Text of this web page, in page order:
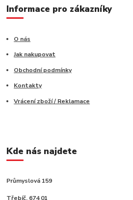
Informace pro zákazníky
O nás
Jak nakupovat
Obchodní podmínky
Kontakty
Vrácení zboží / Reklamace
Kde nás najdete
Průmyslová 159
Třebíč, 674 01